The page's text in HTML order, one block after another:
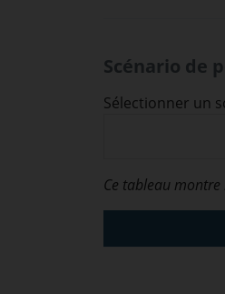
Scénario de
Sélectionner un
Ce tableau